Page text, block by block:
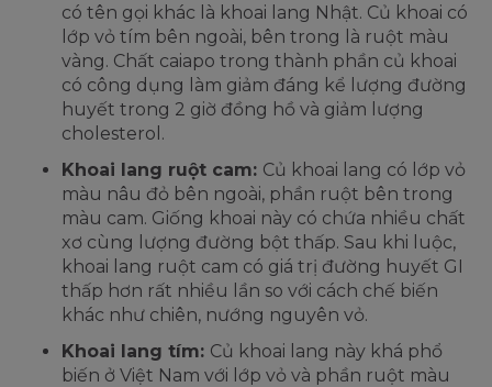
có tên gọi khác là khoai lang Nhật. Củ khoai có
lớp vỏ tím bên ngoài, bên trong là ruột màu
vàng. Chất caiapo trong thành phần củ khoai
có công dụng làm giảm đáng kể lượng đường
huyết trong 2 giờ đồng hồ và giảm lượng
cholesterol.
Khoai lang ruột cam: Củ khoai lang có lớp vỏ
màu nâu đỏ bên ngoài, phần ruột bên trong
màu cam. Giống khoai này có chứa nhiều chất
xơ cùng lượng đường bột thấp. Sau khi luộc,
khoai lang ruột cam có giá trị đường huyết GI
thấp hơn rất nhiều lần so với cách chế biến
khác như chiên, nướng nguyên vỏ.
Khoai lang tím: Củ khoai lang này khá phổ
biến ở Việt Nam với lớp vỏ và phần ruột màu